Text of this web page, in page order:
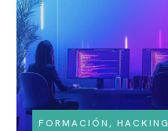
FORMACIÓN, HACKING